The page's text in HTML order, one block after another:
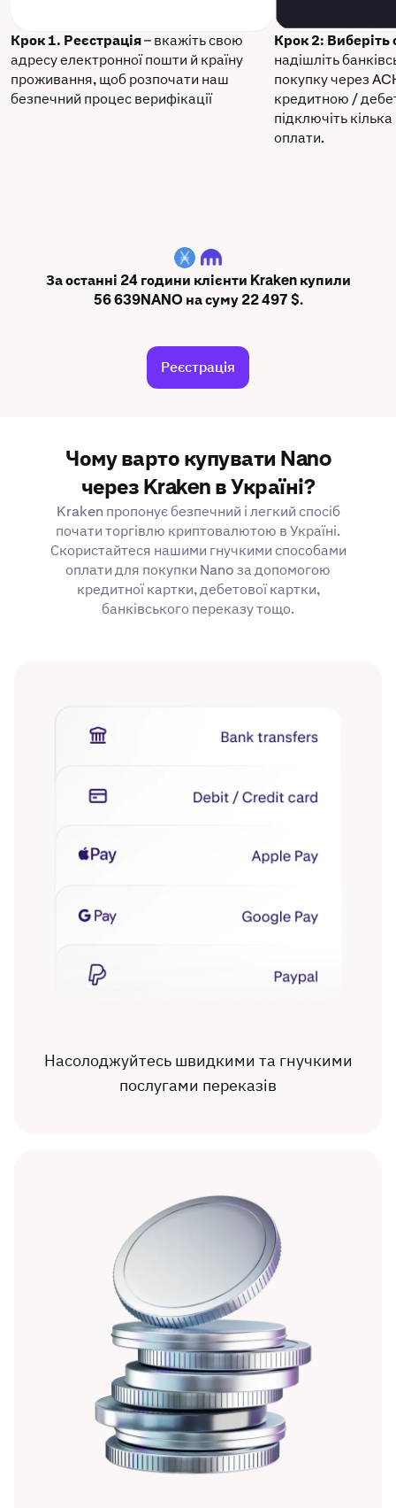
Крок 1. Реєстрація– вкажіть свою
адресу електронної пошти й країну
проживання, щоб розпочати наш
безпечний процес верифікації
Крок 2: Виберіть
надішліть
покупку через
кредитною /
підключіть
оплати.
NANO
За останні 24 години клієнти Kraken купили
56 639NANO на суму 22 497 $.
Реєстрація
Чому варто купувати Nano
через Kraken в Україні?
Kraken пропонує безпечний і легкий спосіб
почати торгівлю криптовалютою в Україні.
Скористайтеся нашими гнучкими способами
оплати для покупки Nano за допомогою
кредитної картки, дебетової картки,
банківського переказу тощо.
Насолоджуйтесь швидкими та гнучкими
послугами переказів